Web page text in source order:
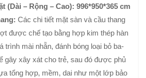
(Dài – Rộng – Cao): 996*950*365 cm
Các chi tiết mặt sàn và cầu thang
được chế tạo bằng hợp kim thép hàn
trình mài nhẵn, đánh bóng loại bỏ ba-
gây xây xát cho trẻ, sau đó được phủ
tổng hợp, mềm, dai như một lớp bảo